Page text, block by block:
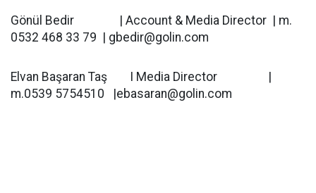
Gönül Bedir | Account & Media Director | m.
0532 468 33 79 | gbedir@golin.com
Elvan Başaran Taş I Media Director |
m.0539 5754510 |ebasaran@golin.com